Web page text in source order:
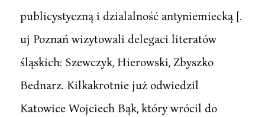
publicystyczną i dzialalność antyniemiecką [.
uj Poznań wizytowali delegaci literatów
śląskich: Szewczyk, Hierowski, Zbyszko
Bednarz. Kilkakrotnie już odwiedzil
Katowice Wojciech Bąk, który wrócil do